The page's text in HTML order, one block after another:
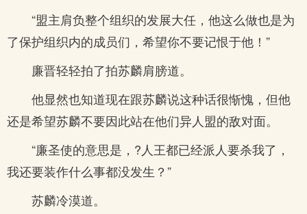
“盟主肩负整个组织的发展大任，他这么做也是为
了保护组织内的成员们，希望你不要记恨于他！”
廉晋轻轻拍了拍苏麟肩膀道。
他显然也知道现在跟苏麟说这种话很惭愧，但他
还是希望苏麟不要因此站在他们异人盟的敌对面。
“廉圣使的意思是，?人王都已经派人要杀我了，
我还要装作什么事都没发生？”
苏麟冷漠道。